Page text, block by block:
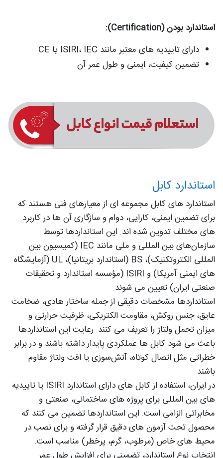
استاندارد بودن (Certification):
دارای تاییدیه‌ های معتبر مانند ISIRI، IEC یا CE
تضمین کیفیت، ایمنی و طول عمر آن
استاندارد کابل
استاندارد های کابل مجموعه‌ ای از معیارهای فنی هستند که
برای تضمین ایمنی، کارایی، دوام و سازگاری آن ها در کاربرد
های مختلف تدوین شده‌ اند. این استانداردها توسط
سازمان‌های بین‌ المللی و ملی مانند IEC (کمیسیون بین‌
المللی الکتروتکنیک)، BS (استاندارد بریتانیا)، UL (آزمایشگاه‌
های ایمنی آمریکا) و ISIRI (مؤسسه استاندارد و تحقیقات
صنعتی ایران) تعیین می‌ شوند.
استانداردها مشخصات دقیقی از جمله ساختار هادی، ضخامت
عایق، جنس روکش، مقاومت الکتریکی، ظرفیت حرارتی و
میزان تحمل ولتاژ را تعریف می‌ کنند. رعایت این استانداردها
باعث می‌ شود کابل‌ ها عملکردی پایدار داشته باشند و در برابر
خطراتی مثل اتصال کوتاه، آتش‌سوزی یا افت ولتاژ مقاوم
باشند.
در ایران، استفاده از کابل‌ های دارای استاندارد ISIRI یا تاییدیه‌
های بین‌ المللی برای پروژه‌ های ساختمانی، صنعتی و
مخابراتی الزامی است. این استانداردها تضمین می‌ کنند که
محصول تحت آزمون‌ های دقیق قرار گرفته و برای نصب در
محیط‌ های خاص (مرطوب، گرم، پرخطر) مناسب است.